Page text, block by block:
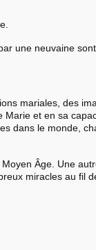
une neuvaine
mariales, des
et en sa
dans le monde,
Âge. Une
miracles au fil